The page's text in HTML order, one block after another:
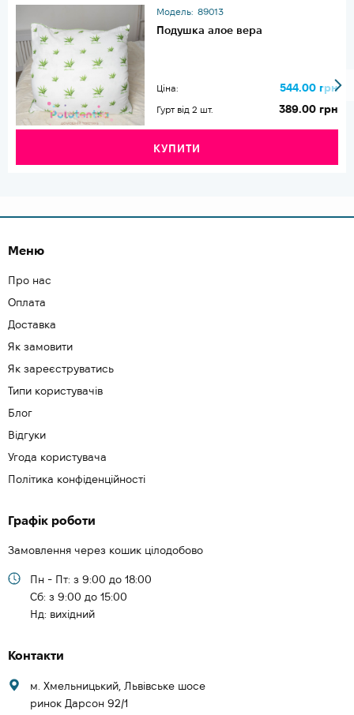
Модель: 89013
Подушка алое вера
Ціна: 544.00 грн
Гурт від 2 шт. 389.00 грн
КУПИТИ
Меню
Про нас
Оплата
Доставка
Як замовити
Як зареєструватись
Типи користувачів
Блог
Відгуки
Угода користувача
Політика конфіденційності
Графік роботи
Замовлення через кошик цілодобово
Пн - Пт: з 9:00 до 18:00
Cб: з 9:00 до 15:00
Нд: вихідний
Контакти
м. Хмельницький, Львівське шосе
ринок Дарсон 92/1